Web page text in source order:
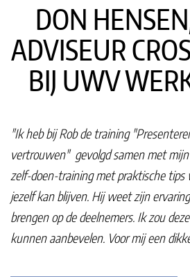
DON
ADVISEUR
BIJ UWV
"Ik heb bij Rob de training
vertrouwen" gevolgd samen met mijn
zelf-doen-training met praktische tips
jezelf kan blijven. Hij weet zijn
brengen op de deelnemers. Ik zou
kunnen aanbevelen. Voor mij een